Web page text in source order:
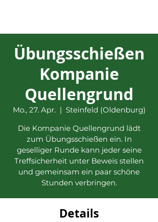
Übungsschießen
Kompanie
Quellengrund
Mo., 27. Apr.
  |
Steinfeld (Oldenburg)
Die Kompanie Quellengrund lädt
zum Übungsschießen ein. In
geselliger Runde kann jeder seine
Treffsicherheit unter Beweis stellen
und gemeinsam ein paar schöne
Stunden verbringen.
Details